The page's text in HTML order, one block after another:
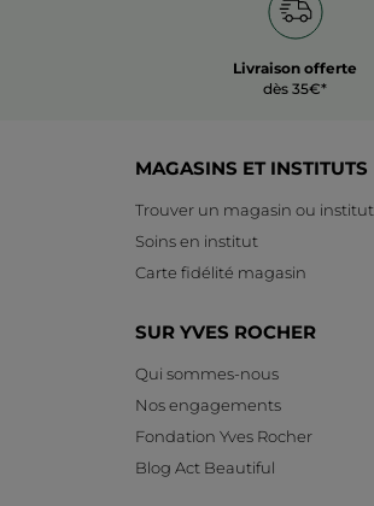
Livraison offerte
dès 35€*
MAGASINS ET INSTITUTS
Trouver un magasin ou institut
Soins en institut
Carte fidélité magasin
SUR YVES ROCHER
Qui sommes-nous
Nos engagements
Fondation Yves Rocher
Blog Act Beautiful